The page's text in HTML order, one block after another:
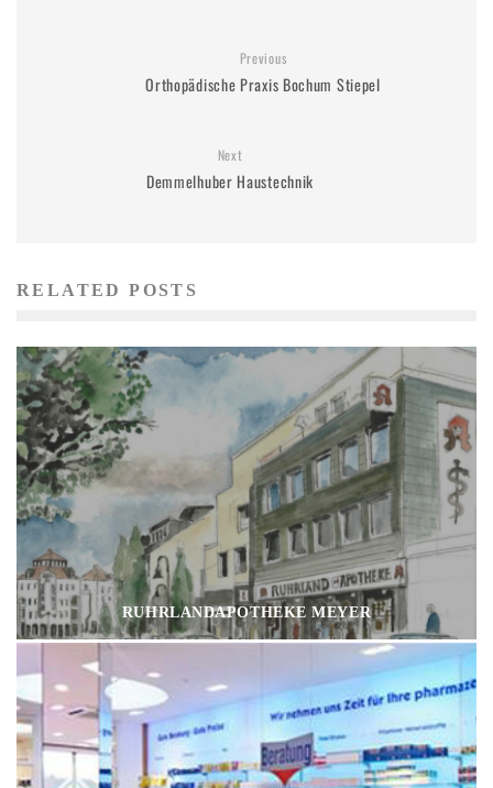
Previous
Orthopädische Praxis Bochum Stiepel
Next
Demmelhuber Haustechnik
RELATED POSTS
RUHRLANDAPOTHEKE MEYER